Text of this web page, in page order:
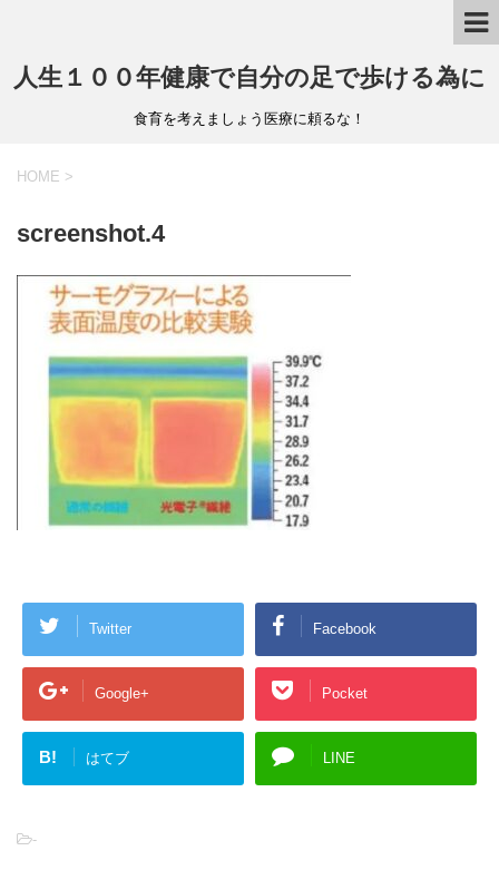
人生１００年健康で自分の足で歩ける為に
食育を考えましょう医療に頼るな！
HOME >
screenshot.4
Twitter Facebook
Google+ Pocket
B! はてブ LINE
-